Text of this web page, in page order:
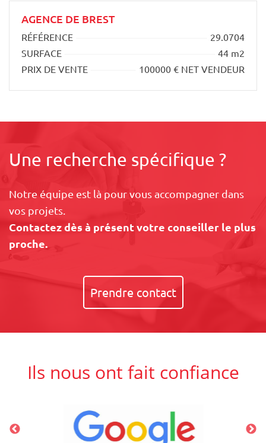
AGENCE DE BREST
RÉFÉRENCE
29.0704
SURFACE
44 m2
PRIX DE VENTE
100000 € NET VENDEUR
Une recherche spécifique ?
Notre équipe est là pour vous accompagner dans
vos projets.
Contactez dès à présent votre conseiller le plus
proche.
Prendre contact
Ils nous ont fait confiance